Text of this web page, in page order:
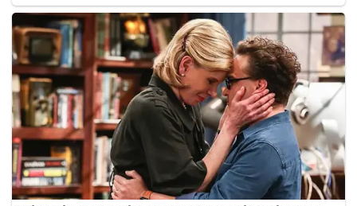
Hanipah juga berkata hakim perbicaraan telah terkhilaf
dari segi fakta dan undang-undang kerana pengakuan
perayu kepada warden asrama Shazereen Kamaruddin
tidak boleh diterima kerana hakim itu tidak mengajukan
soalan yang betul.
Mohammad Habibul telah mengemukakan rayuan
terhadap keputusan Mahkamah Tinggi Shah Alam yang
menjatuhkan hukuman mati ke atasnya pada 10 April 2019
selepas dia didapati bersalah mengedar dadah di bilik